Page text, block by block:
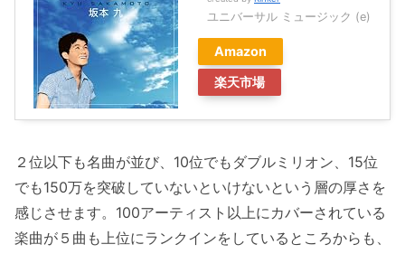
ユニバーサル ミュージック (e)
Amazon
楽天市場
２位以下も名曲が並び、10位でもダブルミリオン、15位
でも150万を突破していないといけないという層の厚さを
感じさせます。100アーティスト以上にカバーされている
楽曲が５曲も上位にランクインをしているところからも、